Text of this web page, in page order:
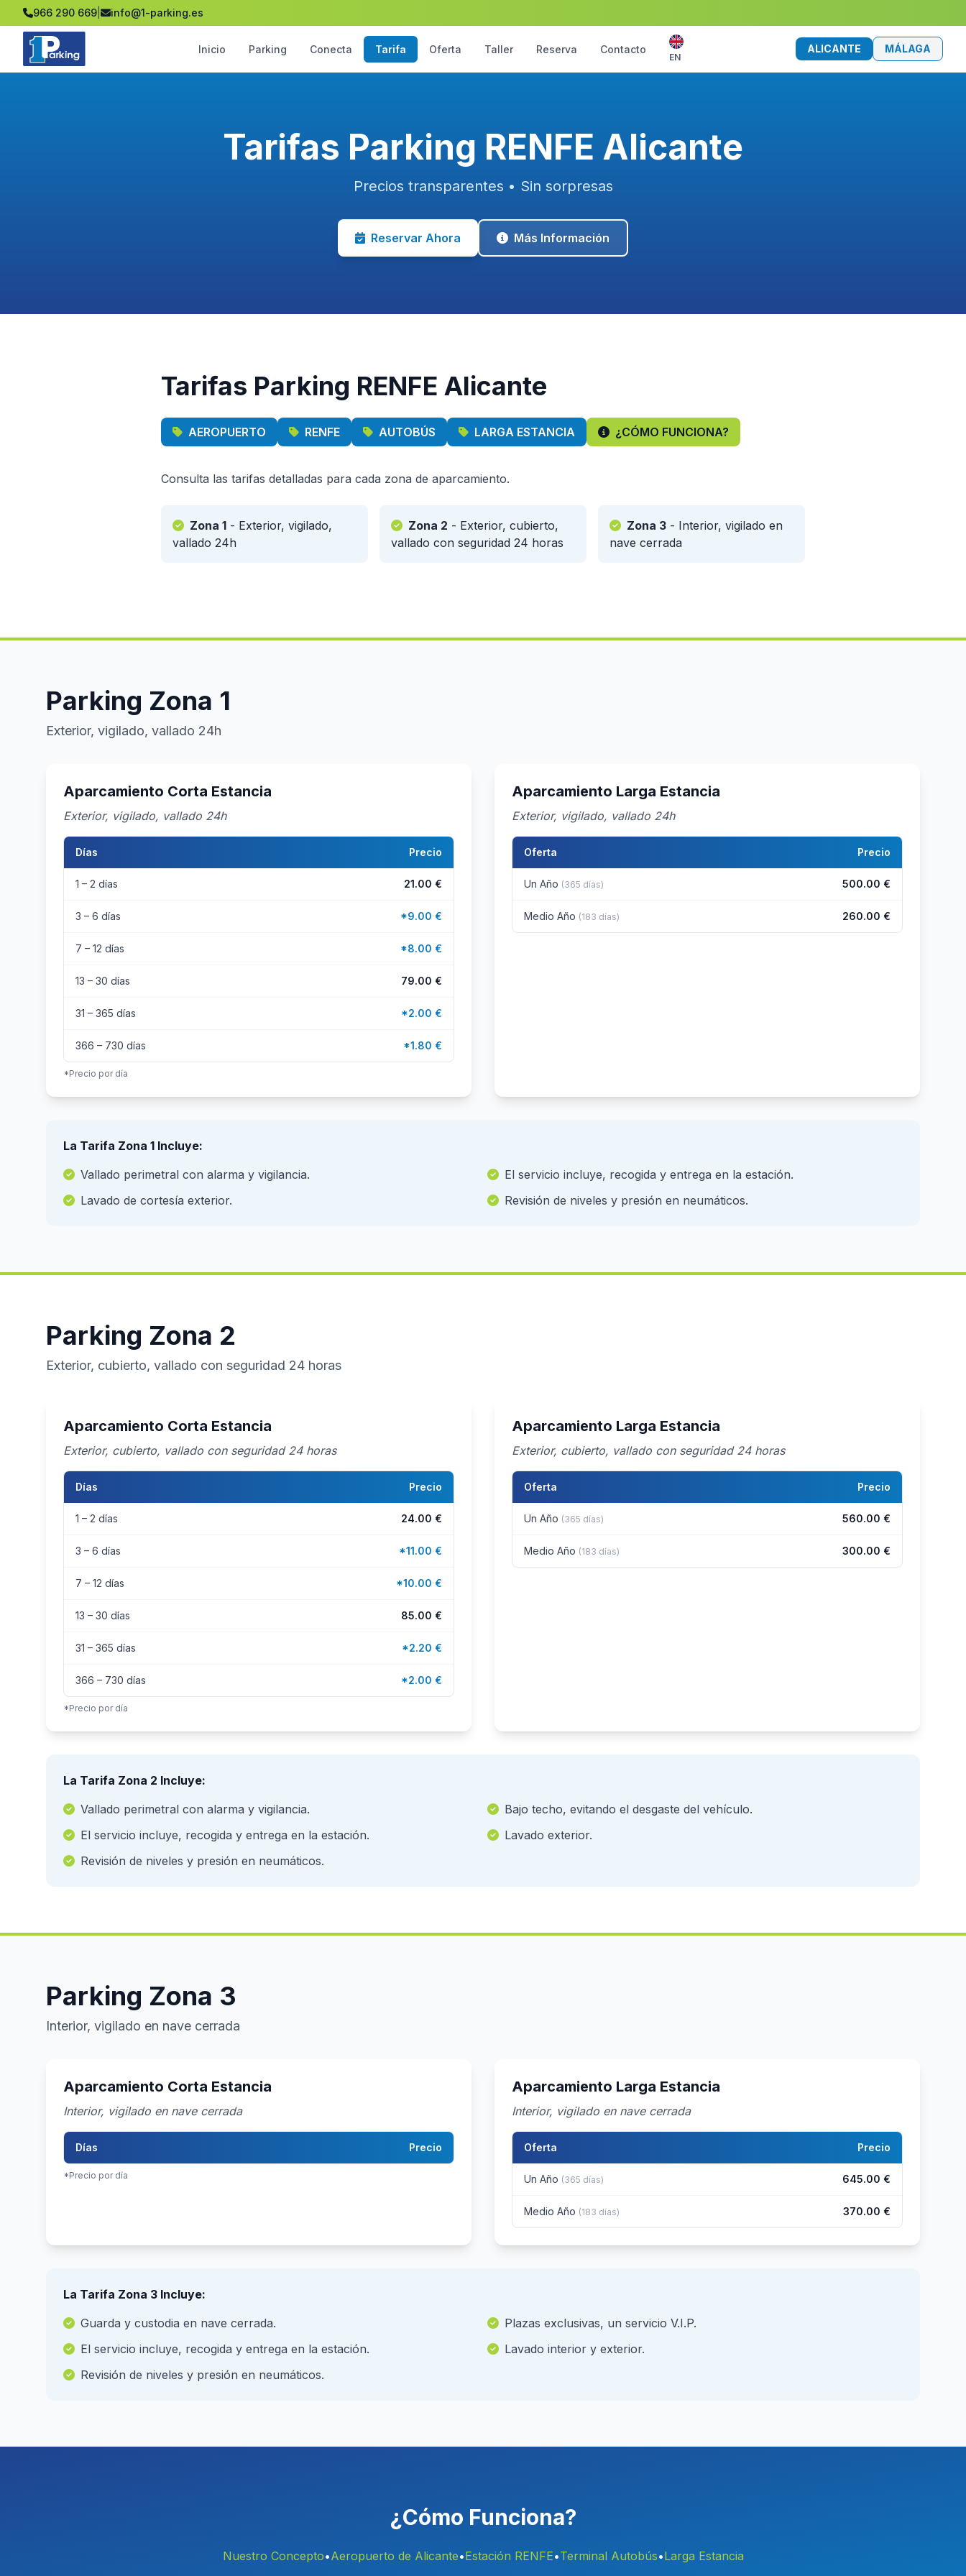
966 290 669 info@1-parking.es
Inicio Parking Conecta Tarifa Oferta Taller Reserva Contacto
EN
ALICANTE MÁLAGA
Tarifas Parking RENFE Alicante
Precios transparentes • Sin sorpresas
Reservar Ahora Más Información
Tarifas Parking RENFE Alicante
AEROPUERTO RENFE AUTOBÚS LARGA ESTANCIA ¿CÓMO FUNCIONA?
Consulta las tarifas detalladas para cada zona de aparcamiento.
Zona 1 - Exterior, vigilado,
vallado 24h
Zona 2 - Exterior, cubierto,
vallado con seguridad 24 horas
Zona 3 - Interior, vigilado en
nave cerrada
Parking Zona 1
Exterior, vigilado, vallado 24h
Aparcamiento Corta Estancia
Exterior, vigilado, vallado 24h
Días Precio
1 – 2 días 21.00 €
3 – 6 días *9.00 €
7 – 12 días *8.00 €
13 – 30 días 79.00 €
31 – 365 días *2.00 €
366 – 730 días *1.80 €
*Precio por día
Aparcamiento Larga Estancia
Exterior, vigilado, vallado 24h
Oferta Precio
Un Año (365 días) 500.00 €
Medio Año (183 días) 260.00 €
La Tarifa Zona 1 Incluye:
Vallado perimetral con alarma y vigilancia.
El servicio incluye, recogida y entrega en la estación.
Lavado de cortesía exterior.
Revisión de niveles y presión en neumáticos.
Parking Zona 2
Exterior, cubierto, vallado con seguridad 24 horas
Aparcamiento Corta Estancia
Exterior, cubierto, vallado con seguridad 24 horas
Días Precio
1 – 2 días 24.00 €
3 – 6 días *11.00 €
7 – 12 días *10.00 €
13 – 30 días 85.00 €
31 – 365 días *2.20 €
366 – 730 días *2.00 €
*Precio por día
Aparcamiento Larga Estancia
Exterior, cubierto, vallado con seguridad 24 horas
Oferta Precio
Un Año (365 días) 560.00 €
Medio Año (183 días) 300.00 €
La Tarifa Zona 2 Incluye:
Vallado perimetral con alarma y vigilancia.
Bajo techo, evitando el desgaste del vehículo.
El servicio incluye, recogida y entrega en la estación.
Lavado exterior.
Revisión de niveles y presión en neumáticos.
Parking Zona 3
Interior, vigilado en nave cerrada
Aparcamiento Corta Estancia
Interior, vigilado en nave cerrada
Días Precio
*Precio por día
Aparcamiento Larga Estancia
Interior, vigilado en nave cerrada
Oferta Precio
Un Año (365 días) 645.00 €
Medio Año (183 días) 370.00 €
La Tarifa Zona 3 Incluye:
Guarda y custodia en nave cerrada.
Plazas exclusivas, un servicio V.I.P.
El servicio incluye, recogida y entrega en la estación.
Lavado interior y exterior.
Revisión de niveles y presión en neumáticos.
¿Cómo Funciona?
Nuestro Concepto•Aeropuerto de Alicante•Estación RENFE•Terminal Autobús•Larga Estancia